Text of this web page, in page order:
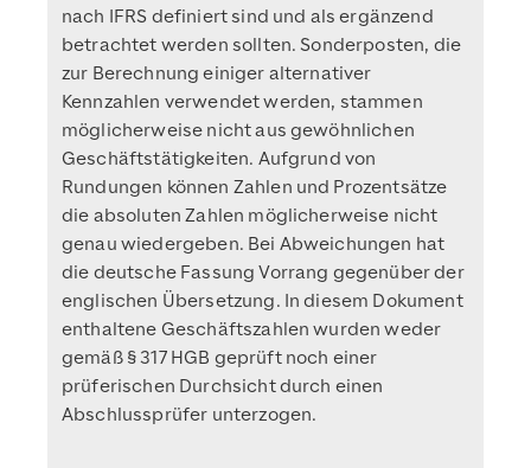
nach IFRS definiert sind und als ergänzend
betrachtet werden sollten. Sonderposten, die
zur Berechnung einiger alternativer
Kennzahlen verwendet werden, stammen
möglicherweise nicht aus gewöhnlichen
Geschäftstätigkeiten. Aufgrund von
Rundungen können Zahlen und Prozentsätze
die absoluten Zahlen möglicherweise nicht
genau wiedergeben. Bei Abweichungen hat
die deutsche Fassung Vorrang gegenüber der
englischen Übersetzung. In diesem Dokument
enthaltene Geschäftszahlen wurden weder
gemäß § 317 HGB geprüft noch einer
prüferischen Durchsicht durch einen
Abschlussprüfer unterzogen.